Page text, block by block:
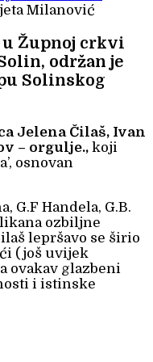
Milanović
u Župnoj crkvi
održan je
Solinskog
Jelena Čilaš, Ivan
– orgulje., koji
osnovan
G.F Handela, G.B.
ozbiljne
lepršavo se širio
(još uvijek
ovakav glazbeni
i istinske